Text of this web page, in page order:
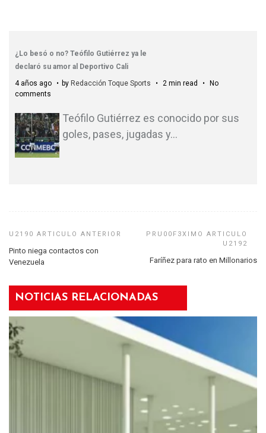
¿Lo besó o no? Teófilo Gutiérrez ya le
declaró su amor al Deportivo Cali
4 años ago
by Redacción Toque Sports 2 min read
No
comments
Teófilo Gutiérrez es conocido por sus
goles, pases, jugadas y…
Pinto niega contactos con
Venezuela
Faríñez para rato en Millonarios
NOTICIAS RELACIONADAS